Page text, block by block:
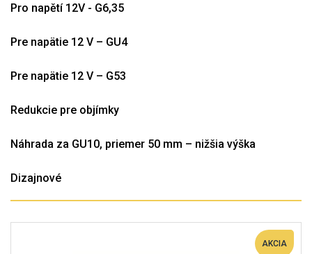
Pro napětí 12V - G6,35
Pre napätie 12 V – GU4
Pre napätie 12 V – G53
Redukcie pre objímky
Náhrada za GU10, priemer 50 mm – nižšia výška
Dizajnové
AKCIA